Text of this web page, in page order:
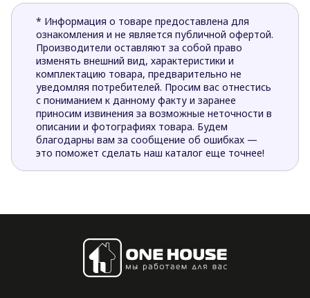
* Информация о товаре предоставлена для
ознакомления и не является публичной офертой.
Производители оставляют за собой право
изменять внешний вид, характеристики и
комплектацию товара, предварительно не
уведомляя потребителей. Просим вас отнестись
с пониманием к данному факту и заранее
приносим извинения за возможные неточности в
описании и фотографиях товара. Будем
благодарны вам за сообщение об ошибках —
это поможет сделать наш каталог еще точнее!